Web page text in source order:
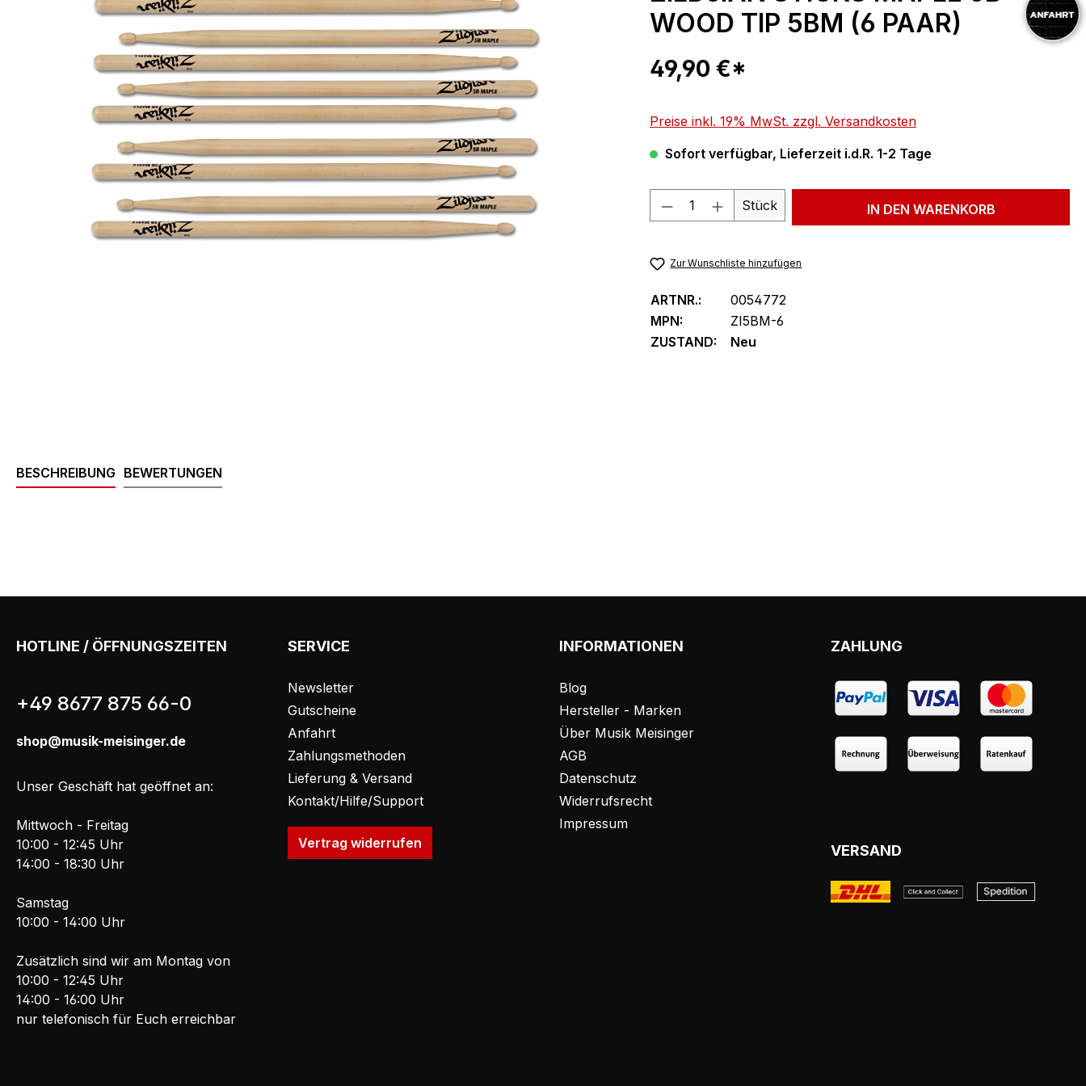
WOOD TIP 5BM (6 PAAR)
Regulärer Preis:
49,90 €*
Preise inkl. 19% MwSt. zzgl. Versandkosten
Sofort verfügbar, Lieferzeit i.d.R. 1-2 Tage
Produkt Anzahl: Gib den gewünschten Wert
Stück IN DEN WARENKORB
Zur Wunschliste hinzufügen
ARTNR.:
0054772
MPN:
ZI5BM-6
ZUSTAND:
Neu
BESCHREIBUNG BEWERTUNGEN
HOTLINE / ÖFFNUNGSZEITEN
+49 8677 875 66-0
shop@musik-meisinger.de
Unser Geschäft hat geöffnet an:
Mittwoch - Freitag
10:00 - 12:45 Uhr
14:00 - 18:30 Uhr
Samstag
10:00 - 14:00 Uhr
Zusätzlich sind wir am Montag von
10:00 - 12:45 Uhr
14:00 - 16:00 Uhr
nur telefonisch für Euch erreichbar
SERVICE
Newsletter
Gutscheine
Anfahrt
Zahlungsmethoden
Lieferung & Versand
Kontakt/Hilfe/Support
Vertrag widerrufen
INFORMATIONEN
Blog
Hersteller - Marken
Über Musik Meisinger
AGB
Datenschutz
Widerrufsrecht
Impressum
ZAHLUNG
VERSAND